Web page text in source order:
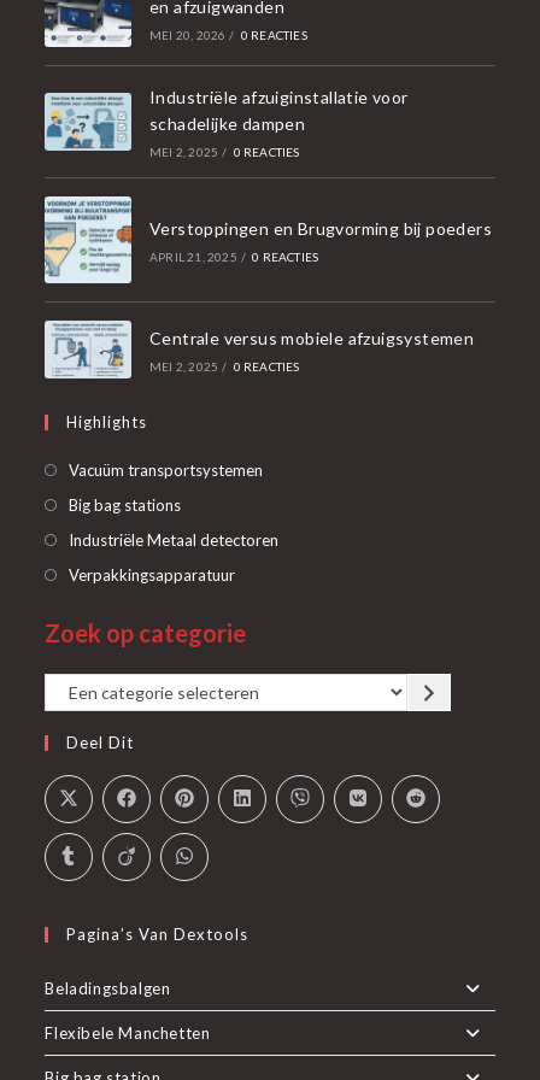
en afzuigwanden
MEI 20, 2026 / 0 REACTIES
Industriële afzuiginstallatie voor
schadelijke dampen
MEI 2, 2025 / 0 REACTIES
Verstoppingen en Brugvorming bij poeders
APRIL 21, 2025 / 0 REACTIES
Centrale versus mobiele afzuigsystemen
MEI 2, 2025 / 0 REACTIES
Highlights
Vacuüm transportsystemen
Big bag stationsOpent
in
Industriële Metaal detectoren
VerpakkingsapparatuurOpent
een
tab
Zoek op categorie
Een
categorie
selecteren
Deel Dit
Pagina’s Van Dextools
Beladingsbalgen
Flexibele Manchetten